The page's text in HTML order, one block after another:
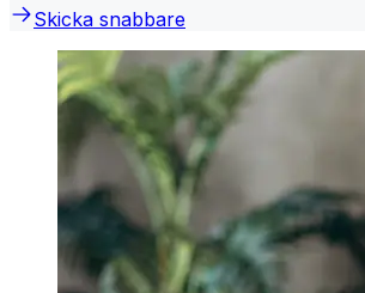
Skicka snabbare